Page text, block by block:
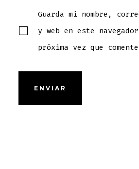
Guarda mi nombre,
y web en este
próxima vez que